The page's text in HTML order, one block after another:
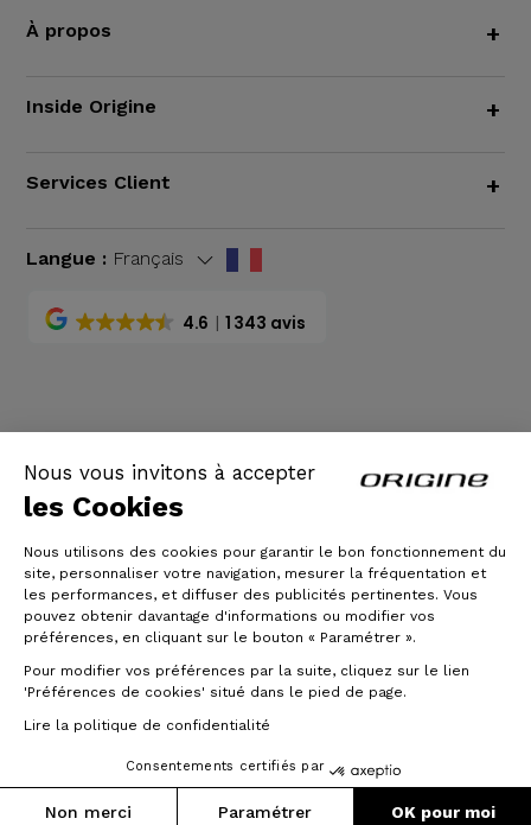
Nous vous invitons à accepter
les Cookies
Nous utilisons des cookies pour garantir le bon fonctionnement du
site, personnaliser votre navigation, mesurer la fréquentation et
les performances, et diffuser des publicités pertinentes. Vous
pouvez obtenir davantage d'informations ou modifier vos
préférences, en cliquant sur le bouton « Paramétrer ».
Pour modifier vos préférences par la suite, cliquez sur le lien
'Préférences de cookies' situé dans le pied de page.
Lire la politique de confidentialité
Consentements certifiés par
Non merci Paramétrer OK pour moi
À propos +
Inside Origine +
Services Client +
Langue : Français
4.6 1 343 avis
© Origine Cycles